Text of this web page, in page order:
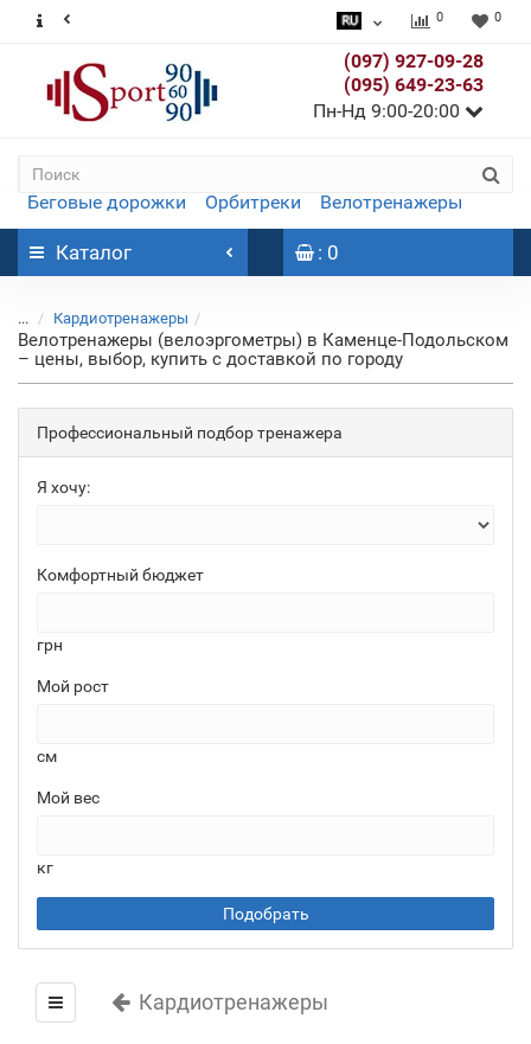
0 0
(097) 927-09-28
(095) 649-23-63
Пн-Нд 9:00-20:00
Беговые дорожки Орбитреки Велотренажеры
Каталог : 0
... Кардиотренажеры
Велотренажеры (велоэргометры) в Каменце-Подольском
– цены, выбор, купить с доставкой по городу
Профессиональный подбор тренажера
Я хочу:
Комфортный бюджет
грн
Мой рост
см
Мой вес
кг
Подобрать
Кардиотренажеры